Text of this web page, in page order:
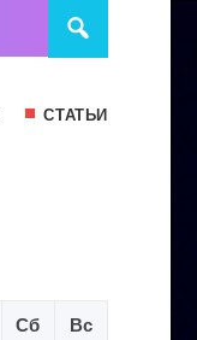
СТАТЬИ
Сб Вс